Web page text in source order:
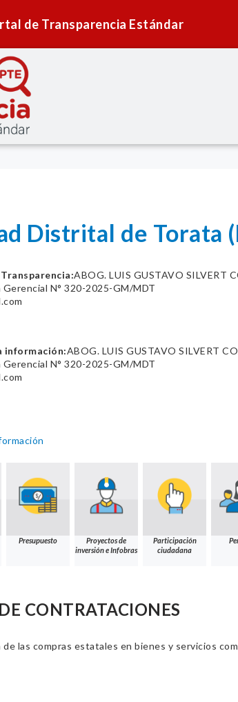
de Transparencia Estándar
Distrital de Torata
ABOG. LUIS GUSTAVO SILVERT
Gerencial N° 320-2025-GM/MDT
información:ABOG. LUIS GUSTAVO SILVERT
Gerencial N° 320-2025-GM/MDT
Presupuesto
Proyectos de
inversión e Infobras
Participación
ciudadana
CONTRATACIONES
las compras estatales en bienes y servicios